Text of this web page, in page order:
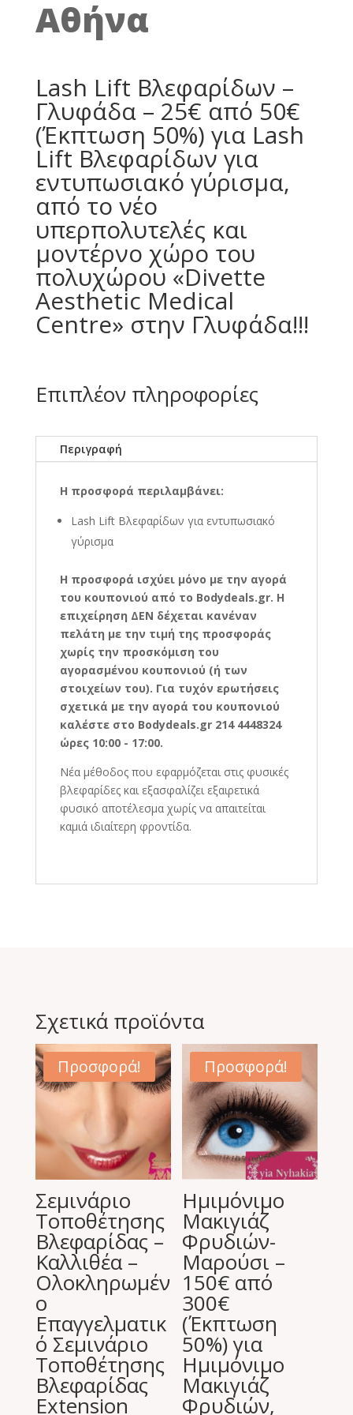
Αθήνα
Lash Lift Βλεφαρίδων –
Γλυφάδα – 25€ από 50€
(Έκπτωση 50%) για Lash
Lift Βλεφαρίδων για
εντυπωσιακό γύρισμα,
από το νέο
υπερπολυτελές και
μοντέρνο χώρο του
πολυχώρου «Divette
Aesthetic Medical
Centre» στην Γλυφάδα!!!
Επιπλέον πληροφορίες
Περιγραφή
Η προσφορά περιλαμβάνει:
Lash Lift Βλεφαρίδων για εντυπωσιακό
γύρισμα
Η προσφορά ισχύει μόνο με την αγορά
του κουπονιού από το Bodydeals.gr. Η
επιχείρηση ΔΕΝ δέχεται κανέναν
πελάτη με την τιμή της προσφοράς
χωρίς την προσκόμιση του
αγορασμένου κουπονιού (ή των
στοιχείων του). Για τυχόν ερωτήσεις
σχετικά με την αγορά του κουπονιού
καλέστε στο Bodydeals.gr 214 4448324
ώρες 10:00 - 17:00.
Νέα μέθοδος που εφαρμόζεται στις φυσικές
βλεφαρίδες και εξασφαλίζει εξαιρετικά
φυσικό αποτέλεσμα χωρίς να απαιτείται
καμιά ιδιαίτερη φροντίδα.
Σχετικά προϊόντα
Προσφορά!
Σεμινάριο
Τοποθέτησης
Βλεφαρίδας –
Καλλιθέα –
Ολοκληρωμέν
ο
Επαγγελματικ
ό Σεμινάριο
Τοποθέτησης
Βλεφαρίδας
Extension
Προσφορά!
Ημιμόνιμο
Μακιγιάζ
Φρυδιών-
Μαρούσι –
150€ από
300€
(Έκπτωση
50%) για
Ημιμόνιμο
Μακιγιάζ
Φρυδιών,